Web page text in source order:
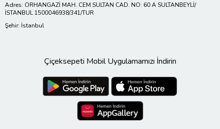
Adres: ORHANGAZİ MAH. CEM SULTAN CAD. NO: 60 A SULTANBEYLİ/
İSTANBUL 1500046938/341/TUR
Şehir: İstanbul
Çiçeksepeti Mobil Uygulamamızı İndirin